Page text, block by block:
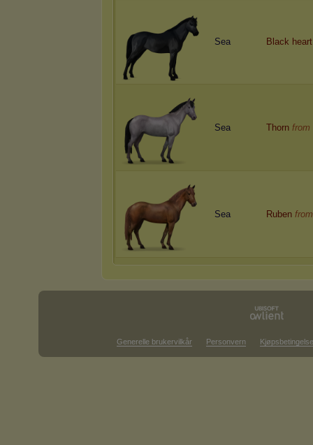
Sea Black
Sea Thorn from
Sea Ruben
Generelle brukervilkår Personvern